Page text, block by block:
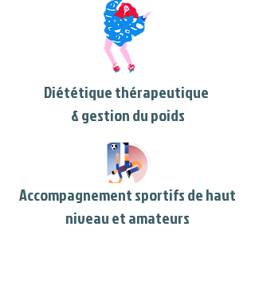
Diététique thérapeutique
& gestion du poids
Accompagnement sportifs de haut
niveau et amateurs